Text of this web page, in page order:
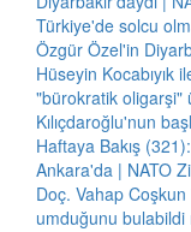
Türkiye'de solcu
Özgür Özel'in
Hüseyin Kocabıyık
"bürokratik oligarşi"
Kılıçdaroğlu'nun
Haftaya Bakış
Ankara'da | NATO
Doç. Vahap
umduğunu bulabildi